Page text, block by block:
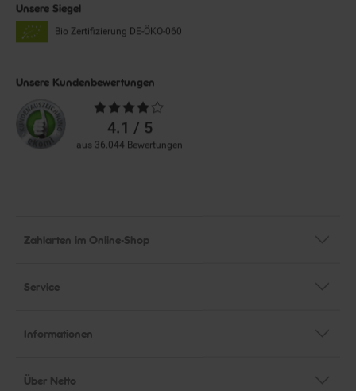
Unsere Siegel
Bio Zertifizierung DE-ÖKO-060
Unsere Kundenbewertungen
Durchschnittliche
Bewertungen4.1 / 5
aus 36.044 Bewertungen
Über Netto